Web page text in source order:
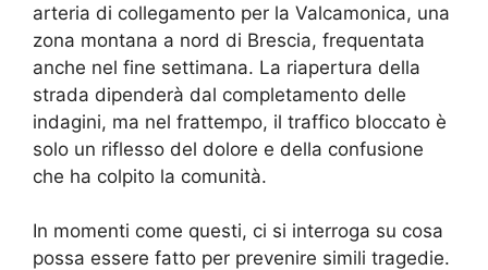
arteria di collegamento per la Valcamonica, una
zona montana a nord di Brescia, frequentata
anche nel fine settimana. La riapertura della
strada dipenderà dal completamento delle
indagini, ma nel frattempo, il traffico bloccato è
solo un riflesso del dolore e della confusione
che ha colpito la comunità.
In momenti come questi, ci si interroga su cosa
possa essere fatto per prevenire simili tragedie.